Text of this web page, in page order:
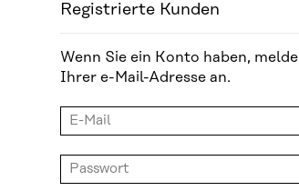
Registrierte Kunden
Wenn Sie ein Konto haben,
Ihrer e-Mail-Adresse an.